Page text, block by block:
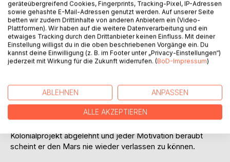
Jahren, soll der Angelpunkt zur Kolonisierung des Weltalls
sein. Den Wunsch, dort hinzugelangen, hegen viele, denn in
den vergangenen Jahrzehnten hat sich die Erde durch
Radikalisierung in Politik, Wirtschaft und Religion stark
gewandelt.
Marek Zintok, einem jungen Polizisten und guten Christen,
der sich ein Leben auf einer neuen Welt erträumte, in Red
City jedoch auf seinem persönlichen Abstellgleis gelandet
Kolonialprojekt abgelehnt und jeder Motivation beraubt
scheint er den Mars nie wieder verlassen zu können.
geräteübergreifend Cookies, Fingerprints, Tracking-Pixel, IP-Adressen
sowie gehashte E-Mail-Adressen genutzt werden. Auf unserer Seite
betten wir zudem Drittinhalte von anderen Anbietern ein (Video-
Plattformen). Wir haben auf die weitere Datenverarbeitung und ein
etwaiges Tracking durch den Drittanbieter keinen Einfluss. Mit deiner
Einstellung willigst du in die oben beschriebenen Vorgänge ein. Du
kannst deine Einwilligung (z. B. im Footer unter „Privacy-Einstellungen“)
jederzeit mit Wirkung für die Zukunft widerrufen. (BoD-Impressum)
ABLEHNEN ANPASSEN
ALLE AKZEPTIEREN